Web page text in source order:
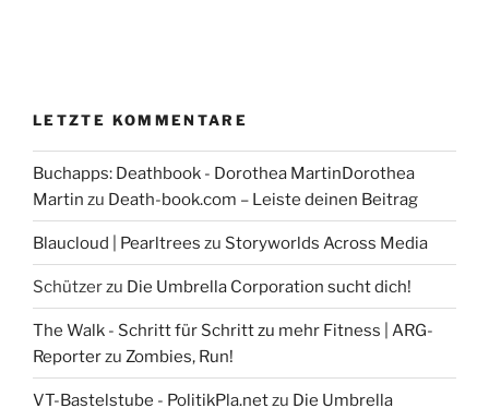
LETZTE KOMMENTARE
Buchapps: Deathbook - Dorothea MartinDorothea
Martin zu Death-book.com – Leiste deinen Beitrag
Blaucloud | Pearltrees zu Storyworlds Across Media
Schützerzu Die Umbrella Corporation sucht dich!
The Walk - Schritt für Schritt zu mehr Fitness | ARG-
Reporterzu Zombies, Run!
VT-Bastelstube - PolitikPla.netzu Die Umbrella